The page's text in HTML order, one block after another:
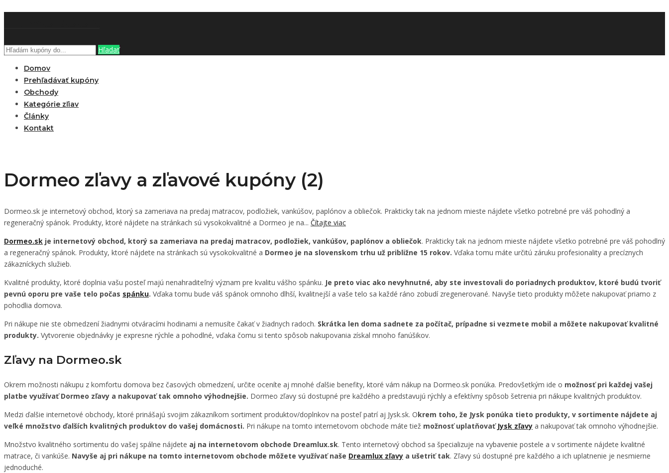
Hľadať
Domov
Prehľadávať kupóny
Obchody
Kategórie zľiav
Články
Kontakt
Dormeo zľavy a zľavové kupóny (2)
Dormeo.sk je internetový obchod, ktorý sa zameriava na predaj matracov, podložiek, vankúšov, paplónov a obliečok. Prakticky tak na jednom mieste nájdete všetko potrebné pre váš pohodlný a
regeneračný spánok. Produkty, ktoré nájdete na stránkach sú vysokokvalitné a Dormeo je na... Čítajte viac
Dormeo.sk je internetový obchod, ktorý sa zameriava na predaj matracov, podložiek, vankúšov, paplónov a obliečok. Prakticky tak na jednom mieste nájdete všetko potrebné pre váš pohodlný
a regeneračný spánok. Produkty, ktoré nájdete na stránkach sú vysokokvalitné a Dormeo je na slovenskom trhu už približne 15 rokov. Vďaka tomu máte určitú záruku profesionality a precíznych
zákazníckych služieb.
Kvalitné produkty, ktoré doplnia vašu posteľ majú nenahraditeľný význam pre kvalitu vášho spánku. Je preto viac ako nevyhnutné, aby ste investovali do poriadnych produktov, ktoré budú tvoriť
pevnú oporu pre vaše telo počas spánku. Vďaka tomu bude váš spánok omnoho dlhší, kvalitnejší a vaše telo sa každé ráno zobudí zregenerované. Navyše tieto produkty môžete nakupovať priamo z
pohodlia domova.
Pri nákupe nie ste obmedzení žiadnymi otváracími hodinami a nemusíte čakať v žiadnych radoch. Skrátka len doma sadnete za počítač, prípadne si vezmete mobil a môžete nakupovať kvalitné
produkty. Vytvorenie objednávky je expresne rýchle a pohodlné, vďaka čomu si tento spôsob nakupovania získal mnoho fanúšikov.
Zľavy na Dormeo.sk
Okrem možnosti nákupu z komfortu domova bez časových obmedzení, určite oceníte aj mnohé ďalšie benefity, ktoré vám nákup na Dormeo.sk ponúka. Predovšetkým ide o možnosť pri každej vašej
platbe využívať Dormeo zľavy a nakupovať tak omnoho výhodnejšie. Dormeo zľavy sú dostupné pre každého a predstavujú rýchly a efektívny spôsob šetrenia pri nákupe kvalitných produktov.
Medzi ďalšie internetové obchody, ktoré prinášajú svojim zákazníkom sortiment produktov/doplnkov na posteľ patrí aj Jysk.sk. Okrem toho, že Jysk ponúka tieto produkty, v sortimente nájdete aj
veľké množstvo ďalších kvalitných produktov do vašej domácnosti. Pri nákupe na tomto internetovom obchode máte tiež možnosť uplatňovať Jysk zľavy a nakupovať tak omnoho výhodnejšie.
Množstvo kvalitného sortimentu do vašej spálne nájdete aj na internetovom obchode Dreamlux.sk. Tento internetový obchod sa špecializuje na vybavenie postele a v sortimente nájdete kvalitné
matrace, či vankúše. Navyše aj pri nákupe na tomto internetovom obchode môžete využívať naše Dreamlux zľavy a ušetriť tak. Zľavy sú dostupné pre každého a ich uplatnenie je nesmierne
jednoduché.